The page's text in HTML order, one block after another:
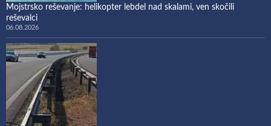
Mojstrsko reševanje: helikopter lebdel nad skalami, ven skočili
reševalci
06.08.2026